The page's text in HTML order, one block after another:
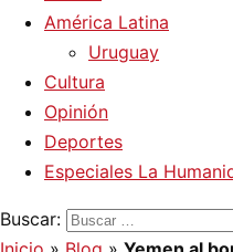
América Latina
Uruguay
Cultura
Opinión
Deportes
Especiales La
Buscar: